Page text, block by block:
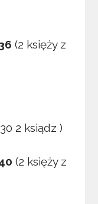
(2 księży z
2 ksiądz )
(2 księży z